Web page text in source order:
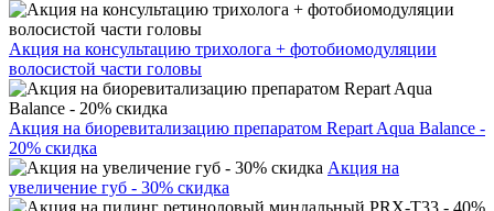
Акция на консультацию трихолога + фотобиомодуляции
волосистой части головы
Акция на биоревитализацию препаратом Repart Aqua Balance -
20% скидка
Акция на
увеличение губ - 30% скидка